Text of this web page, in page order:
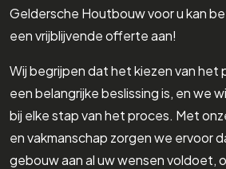
Geldersche Houtbouw voor u kan
een vrijblijvende offerte aan!
Wij begrijpen dat het kiezen van
een belangrijke beslissing is, en we
bij elke stap van het proces. Met
en vakmanschap zorgen we ervoor
gebouw aan al uw wensen voldoet,